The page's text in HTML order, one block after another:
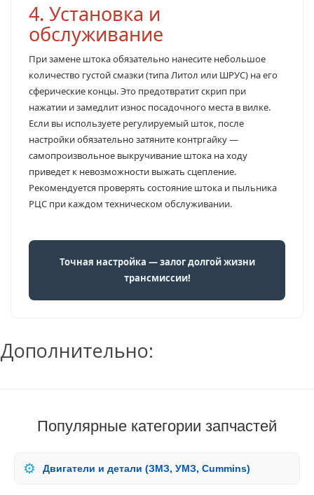
4. Установка и
обслуживание
При замене штока обязательно нанесите небольшое
количество густой смазки (типа Литол или ШРУС) на его
сферические концы. Это предотвратит скрип при
нажатии и замедлит износ посадочного места в вилке.
Если вы используете регулируемый шток, после
настройки обязательно затяните контргайку —
самопроизвольное выкручивание штока на ходу
приведет к невозможности выжать сцепление.
Рекомендуется проверять состояние штока и пыльника
РЦС при каждом техническом обслуживании.
Точная настройка — залог долгой жизни
трансмиссии!
Дополнительно:
Популярные категории запчастей
⚙️ Двигатели и детали (ЗМЗ, УМЗ, Cummins)